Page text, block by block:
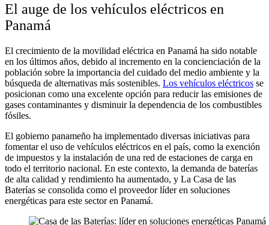
El auge de los vehículos eléctricos en
Panamá
El crecimiento de la movilidad eléctrica en Panamá ha sido notable
en los últimos años, debido al incremento en la concienciación de la
población sobre la importancia del cuidado del medio ambiente y la
búsqueda de alternativas más sostenibles. Los vehículos eléctricos se
posicionan como una excelente opción para reducir las emisiones de
gases contaminantes y disminuir la dependencia de los combustibles
fósiles.
El gobierno panameño ha implementado diversas iniciativas para
fomentar el uso de vehículos eléctricos en el país, como la exención
de impuestos y la instalación de una red de estaciones de carga en
todo el territorio nacional. En este contexto, la demanda de baterías
de alta calidad y rendimiento ha aumentado, y La Casa de las
Baterías se consolida como el proveedor líder en soluciones
energéticas para este sector en Panamá.